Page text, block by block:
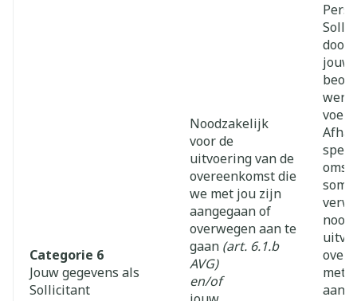
Categorie 6
Jouw gegevens als
Sollicitant
Noodzakelijk
voor de
uitvoering van de
overeenkomst die
we met jou zijn
aangegaan of
overwegen aan te
gaan (art. 6.1.b
AVG)
en/of
door
jouw
met